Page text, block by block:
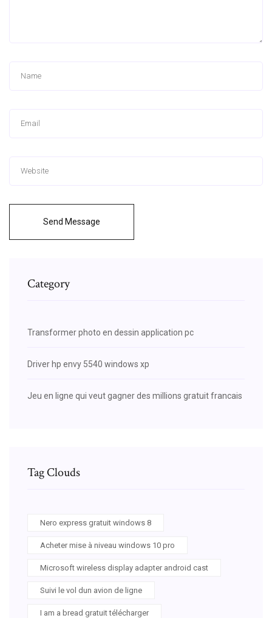
Send Message
Category
Transformer photo en dessin application pc
Driver hp envy 5540 windows xp
Jeu en ligne qui veut gagner des millions gratuit francais
Tag Clouds
Nero express gratuit windows 8
Acheter mise à niveau windows 10 pro
Microsoft wireless display adapter android cast
Suivi le vol dun avion de ligne
I am a bread gratuit télécharger